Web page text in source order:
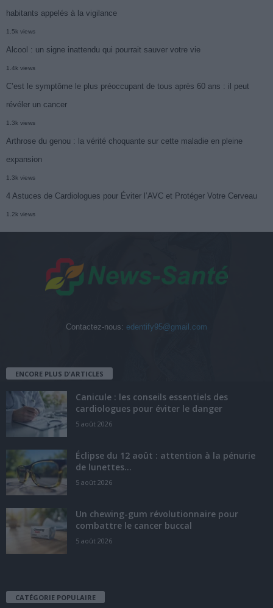
habitants appelés à la vigilance
1.5k views
Alcool : un signe inattendu qui pourrait sauver votre vie
1.4k views
C’est le symptôme le plus préoccupant de tous après 60 ans : il peut
révéler un cancer
1.3k views
Arthrose du genou : la vérité choquante sur cette maladie en pleine
expansion
1.3k views
4 Astuces de Cardiologues pour Éviter l’AVC et Protéger Votre Cerveau
1.2k views
Contactez-nous: edentify95@gmail.com
ENCORE PLUS D'ARTICLES
Canicule : les conseils essentiels des
cardiologues pour éviter le danger
5 août 2026
Éclipse du 12 août : attention à la pénurie
de lunettes...
5 août 2026
Un chewing-gum révolutionnaire pour
combattre le cancer buccal
5 août 2026
CATÉGORIE POPULAIRE